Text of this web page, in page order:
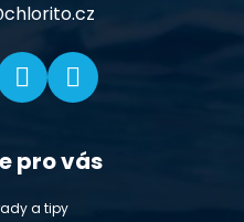
chlorito.cz
pro vás
a tipy